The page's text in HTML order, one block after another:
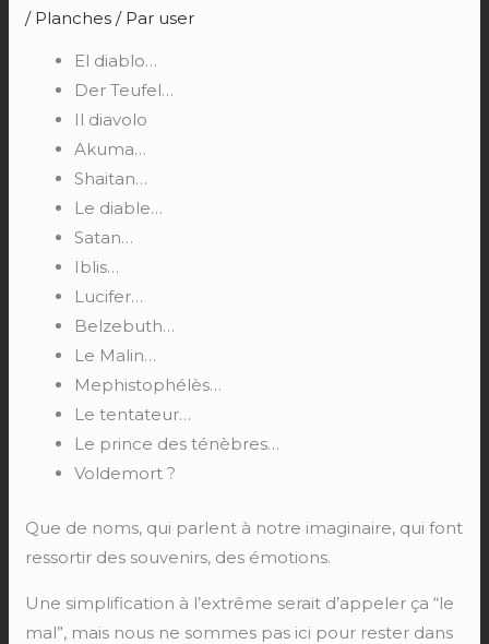
/ Planches / Par user
El diablo…
Der Teufel…
Il diavolo
Akuma…
Shaitan…
Le diable…
Satan…
Iblis…
Lucifer…
Belzebuth…
Le Malin…
Mephistophélès…
Le tentateur…
Le prince des ténèbres…
Voldemort ?
Que de noms, qui parlent à notre imaginaire, qui font
ressortir des souvenirs, des émotions.
Une simplification à l’extrême serait d’appeler ça “le
mal”, mais nous ne sommes pas ici pour rester dans